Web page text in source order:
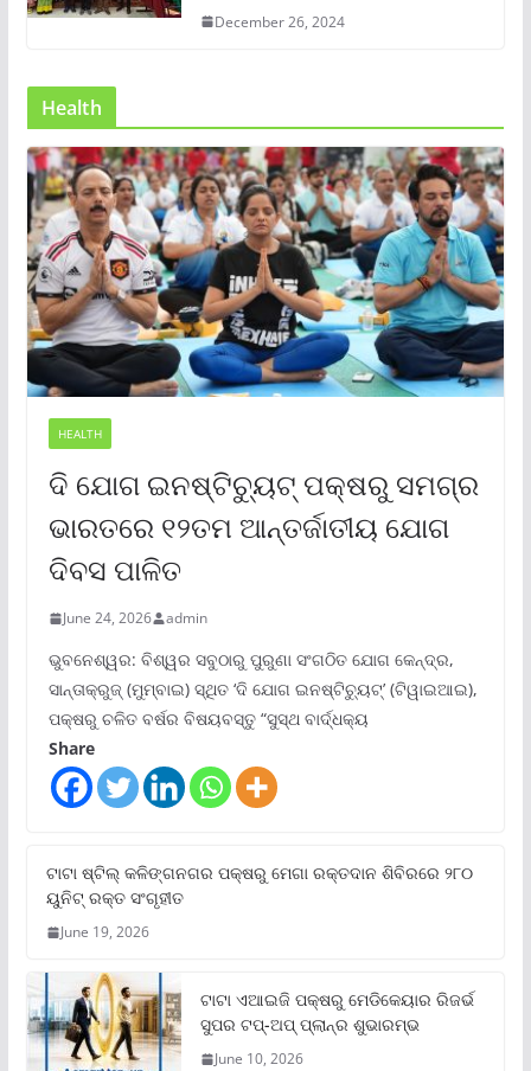
December 26, 2024
Health
HEALTH
ଦି ଯୋଗ ଇନଷ୍ଟିଚ୍ୟୁଟ୍ ପକ୍ଷରୁ ସମଗ୍ର
ଭାରତରେ ୧୨ତମ ଆନ୍ତର୍ଜାତୀୟ ଯୋଗ
ଦିବସ ପାଳିତ
June 24, 2026 admin
ଭୁବନେଶ୍ୱର: ବିଶ୍ୱର ସବୁଠାରୁ ପୁରୁଣା ସଂଗଠିତ ଯୋଗ କେନ୍ଦ୍ର,
ସାନ୍ତାକ୍ରୁଜ୍ (ମୁମ୍ବାଇ) ସ୍ଥିତ ‘ଦି ଯୋଗ ଇନଷ୍ଟିଚ୍ୟୁଟ୍‌’ (ଟିୱାଇଆଇ),
ପକ୍ଷରୁ ଚଳିତ ବର୍ଷର ବିଷୟବସ୍ତୁ “ସୁସ୍ଥ ବାର୍ଦ୍ଧକ୍ୟ
Share
ଟାଟା ଷ୍ଟିଲ୍‌ କଳିଙ୍ଗନଗର ପକ୍ଷରୁ ମେଗା ରକ୍ତଦାନ ଶିବିରରେ ୨୮୦
ୟୁନିଟ୍‌ ରକ୍ତ ସଂଗୃହୀତ
June 19, 2026
ଟାଟା ଏଆଇଜି ପକ୍ଷରୁ ମେଡିକେୟାର ରିଜର୍ଭ
ସୁପର ଟପ୍‌-ଅପ୍ ପ୍ଲାନ୍‌ର ଶୁଭାରମ୍ଭ
June 10, 2026